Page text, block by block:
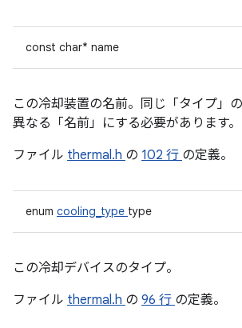
const char* name
この冷却装置の名前。同じ「タイプ」
異なる「名前」にする必要があります。
ファイル thermal.h の 102 行 の定義。
enum cooling_type type
この冷却デバイスのタイプ。
ファイル thermal.h の 96 行 の定義。